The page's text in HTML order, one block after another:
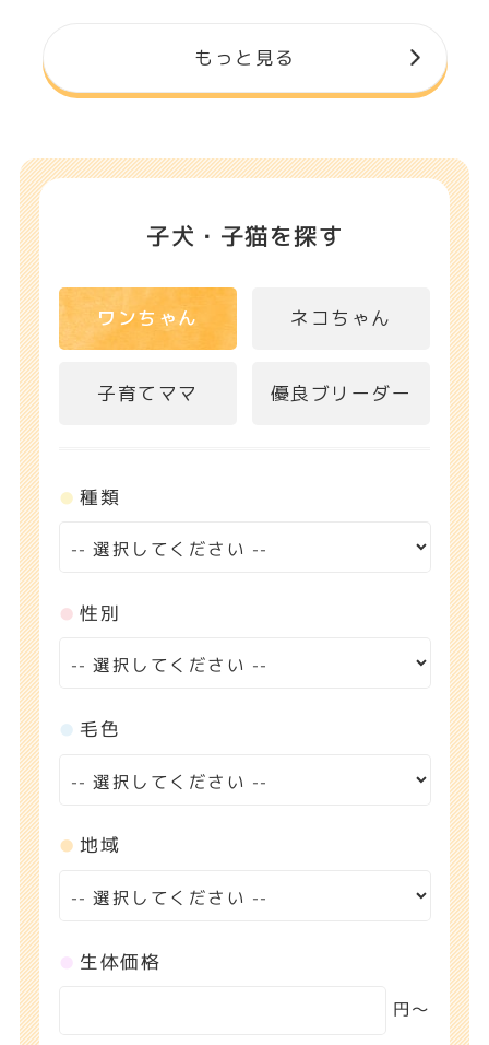
もっと見る
子犬・子猫を探す
ワンちゃん ネコちゃん
子育てママ 優良ブリーダー
種類
性別
毛色
地域
生体価格
円〜